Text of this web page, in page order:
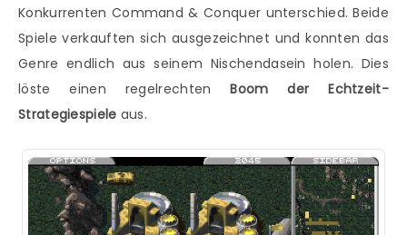
Konkurrenten Command & Conquer unterschied. Beide
Spiele verkauften sich ausgezeichnet und konnten das
Genre endlich aus seinem Nischendasein holen. Dies
löste einen regelrechtenBoom der Echtzeit-
Strategiespiele aus.